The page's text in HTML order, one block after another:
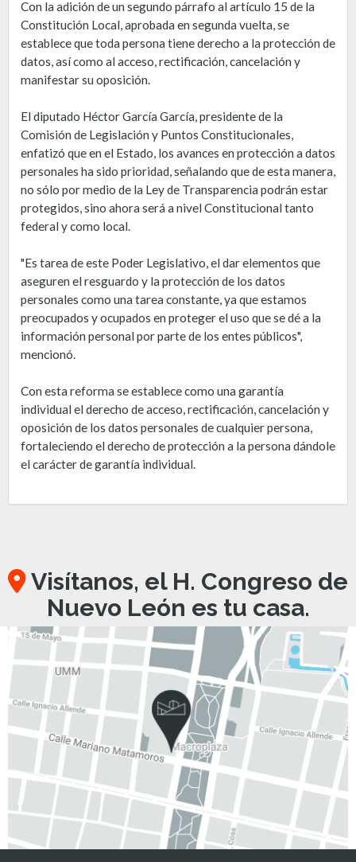
Con la adición de un segundo párrafo al artículo 15 de la
Constitución Local, aprobada en segunda vuelta, se
establece que toda persona tiene derecho a la protección de
datos, así como al acceso, rectificación, cancelación y
manifestar su oposición.
El diputado Héctor García García, presidente de la
Comisión de Legislación y Puntos Constitucionales,
enfatizó que en el Estado, los avances en protección a datos
personales ha sido prioridad, señalando que de esta manera,
no sólo por medio de la Ley de Transparencia podrán estar
protegidos, sino ahora será a nivel Constitucional tanto
federal y como local.
"Es tarea de este Poder Legislativo, el dar elementos que
aseguren el resguardo y la protección de los datos
personales como una tarea constante, ya que estamos
preocupados y ocupados en proteger el uso que se dé a la
información personal por parte de los entes públicos",
mencionó.
Con esta reforma se establece como una garantía
individual el derecho de acceso, rectificación, cancelación y
oposición de los datos personales de cualquier persona,
fortaleciendo el derecho de protección a la persona dándole
el carácter de garantía individual.
Visítanos, el H. Congreso de
Nuevo León es tu casa.